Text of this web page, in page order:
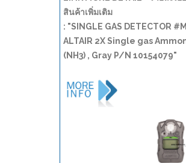
สินค้าเพิ่มเติม
: "SINGLE GAS DETECTOR
ALTAIR 2X Single gas
(NH3) , Gray P/N 10154079"